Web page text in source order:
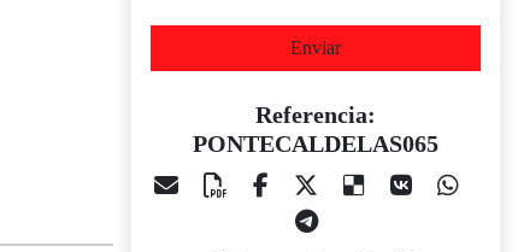
Enviar
Referencia:
PONTECALDELAS065